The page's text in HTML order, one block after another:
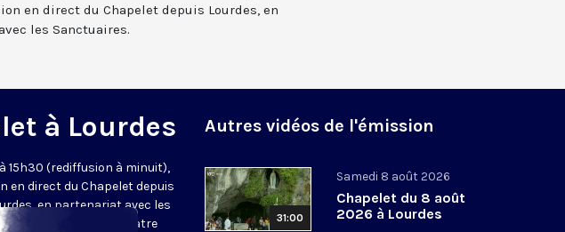
en direct du Chapelet depuis Lourdes, en
les Sanctuaires.
à Lourdes
15h30 (rediffusion à minuit),
en direct du Chapelet depuis
en partenariat avec les
jour, l'une des quatre
Autres vidéos de l'émission
31:00
Samedi 8 août 2026
Chapelet du 8 août
2026 à Lourdes